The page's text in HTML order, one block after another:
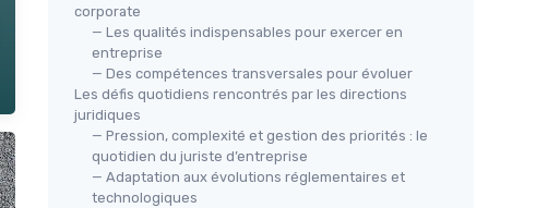
corporate
— Les qualités indispensables pour exercer en
entreprise
— Des compétences transversales pour évoluer
Les défis quotidiens rencontrés par les directions
juridiques
— Pression, complexité et gestion des priorités : le
quotidien du juriste d’entreprise
— Adaptation aux évolutions réglementaires et
technologiques